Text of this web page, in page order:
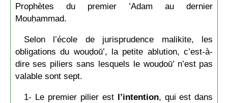
Prophètes du premier ’Adam au dernier
Mouḥammad.
Selon l’école de jurisprudence malikite, les
obligations du wouḍoū’, la petite ablution, c’est-à-
dire ses piliers sans lesquels le wouḍoū’ n’est pas
valable sont sept.
1- Le premier pilier est l’intention, qui est dans